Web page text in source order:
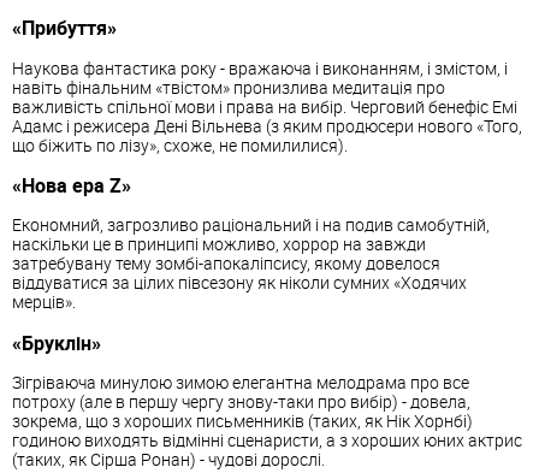
«Прибуття»
Наукова фантастика року - вражаюча і виконанням, і змістом, і
навіть фінальним «твістом» пронизлива медитація про
важливість спільної мови і права на вибір. Черговий бенефіс Емі
Адамс і режисера Дені Вільнева (з яким продюсери нового «Того,
що біжить по лізу», схоже, не помилилися).
«Нова ера Z»
Економний, загрозливо раціональний і на подив самобутній,
наскільки це в принципі можливо, хоррор на завжди
затребувану тему зомбі-апокаліпсису, якому довелося
віддуватися за цілих півсезону як ніколи сумних «Ходячих
мерців».
«Бруклін»
Зігріваюча минулою зимою елегантна мелодрама про все
потроху (але в першу чергу знову-таки про вибір) - довела,
зокрема, що з хороших письменників (таких, як Нік Хорнбі)
годиною виходять відмінні сценаристи, а з хороших юних актрис
(таких, як Сірша Ронан) - чудові дорослі.